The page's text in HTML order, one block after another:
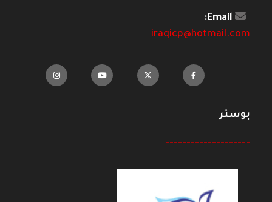
Email:
iraqicp@hotmail.com
بوستر
--------------------